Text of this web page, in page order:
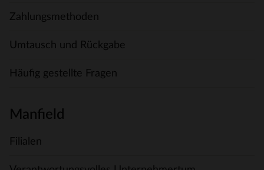
Zahlungsmethoden
Umtausch und Rückgabe
Häufig gestellte Fragen
Manfield
Filialen